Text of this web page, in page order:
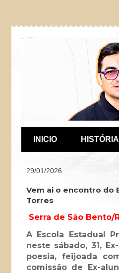
INICIO HISTÓRIA
29/01/2026
Vem ai o encontro do
Torres
Serra de São Bento/
A Escola Estadual
neste sábado, 31,
poesia, feijoada
comissão de Ex-